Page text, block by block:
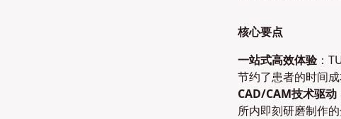
核心要点
一站式高效体验：
节约了患者的时间成
CAD/CAM技术驱动
所内即刻研磨制作